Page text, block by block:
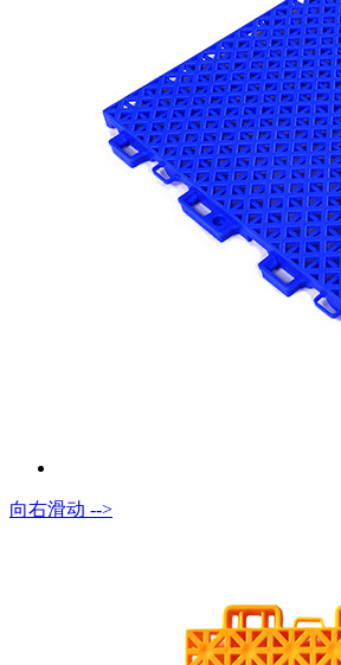
向右滑动 -->